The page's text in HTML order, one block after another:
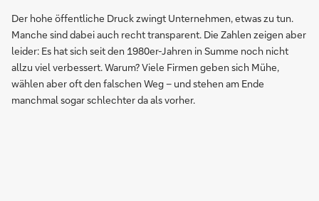
Der hohe öffentliche Druck zwingt Unternehmen, etwas zu tun.
Manche sind dabei auch recht transparent. Die Zahlen zeigen aber
leider: Es hat sich seit den 1980er-Jahren in Summe noch nicht
allzu viel verbessert. Warum? Viele Firmen geben sich Mühe,
wählen aber oft den falschen Weg – und stehen am Ende
manchmal sogar schlechter da als vorher.